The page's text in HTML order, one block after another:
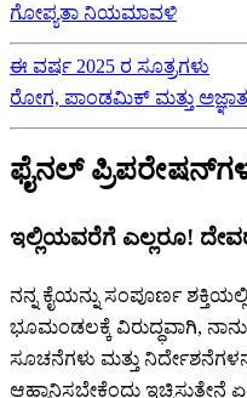
ಗೋಪ್ಯತಾ ನಿಯಮಾವಳಿ
ಈ ವರ್ಷ 2025 ರ ಸೂತ್ರಗಳು
ರೋಗ, ಪಾಂಡಮಿಕ್ ಮತ್ತು ಅಜ್ಞಾತ
ಫೈನಲ್
ಇಲ್ಲಿಯವರೆಗೆ ಎಲ್ಲರೂ!
ನನ್ನ ಕೈಯನ್ನು ಸಂಪೂರ್ಣ
ಭೂಮಂಡಲಕ್ಕೆ ವಿರುದ್ಧವಾಗಿ,
ಸೂಚನೆಗಳು ಮತ್ತು
ಆಹ್ವಾನಿಸಬೇಕೆಂದು